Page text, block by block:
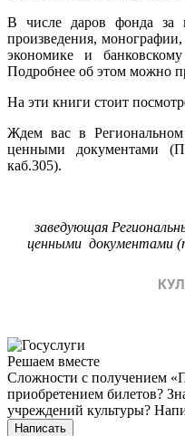
В числе даров фонда за
произведения,
экономике и
Подробнее об этом можно
На эти книги стоит
Ждем вас в
ценными документами
каб.305).
заведующая
ценными документами
Решаем вместе
Сложности с получением
приобретением билетов?
учреждений культуры?
Написать